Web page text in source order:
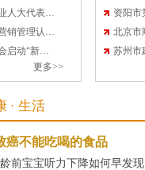
人大代表…
销管理认…
启动“新…
更多>>
资阳
北京市
苏州市
· 生活
癌不能吃喝的食品
前宝宝听力下降如何早发现